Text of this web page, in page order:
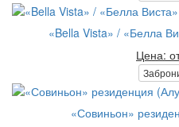
«Bella Vista» / «Белла
Цена:
«Совиньон»